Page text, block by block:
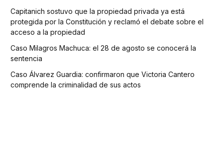
Capitanich sostuvo que la propiedad privada ya está
protegida por la Constitución y reclamó el debate sobre el
acceso a la propiedad
Caso Milagros Machuca: el 28 de agosto se conocerá la
sentencia
Caso Álvarez Guardia: confirmaron que Victoria Cantero
comprende la criminalidad de sus actos